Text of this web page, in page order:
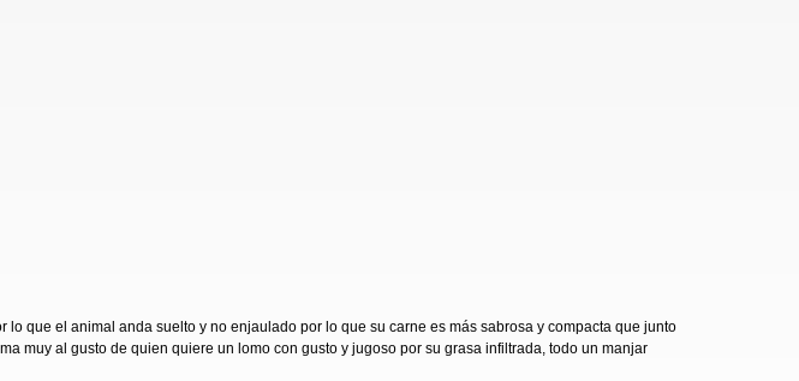
que el animal anda suelto y no enjaulado por lo que su carne es más sabrosa y compacta que junto
muy al gusto de quien quiere un lomo con gusto y jugoso por su grasa infiltrada, todo un manjar